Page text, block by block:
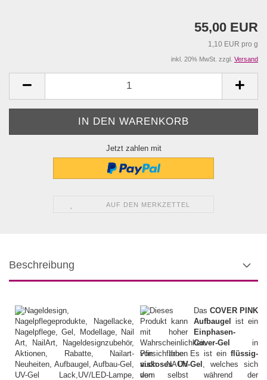
55,00 EUR
1,10 EUR pro g
inkl. 20% MwSt. zzgl. Versand
Jetzt zahlen mit
AUF DEN MERKZETTEL
Beschreibung
Das COVER PINK
Aufbaugel ist ein
Einphasen-
Cover-Gel in
Pfirsichfarbe. Es ist ein flüssig-
viskoses UV-Gel , welches sich
von selbst während der